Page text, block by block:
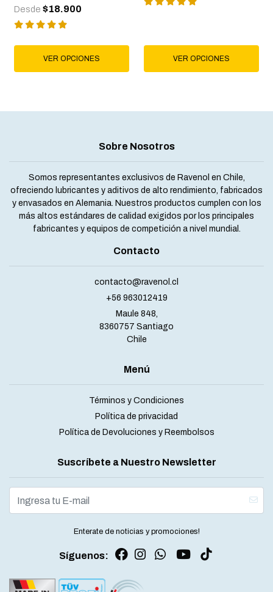
Desde $18.900
VER OPCIONES VER OPCIONES
Sobre Nosotros
Somos representantes exclusivos de Ravenol en Chile,
ofreciendo lubricantes y aditivos de alto rendimiento, fabricados
y envasados en Alemania. Nuestros productos cumplen con los
más altos estándares de calidad exigidos por los principales
fabricantes y equipos de competición a nivel mundial.
Contacto
contacto@ravenol.cl
+56 963012419
Maule 848,
8360757 Santiago
Chile
Menú
Términos y Condiciones
Política de privacidad
Política de Devoluciones y Reembolsos
Suscríbete a Nuestro Newsletter
Enterate de noticias y promociones!
Síguenos: